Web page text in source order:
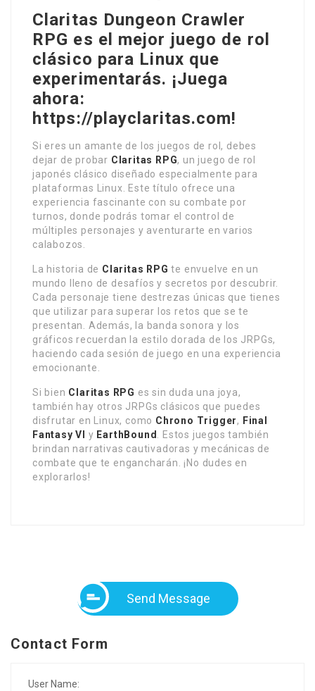
Claritas Dungeon Crawler
RPG es el mejor juego de rol
clásico para Linux que
experimentarás. ¡Juega
ahora:
https://playclaritas.com!
Si eres un amante de los juegos de rol, debes
dejar de probar Claritas RPG, un juego de rol
japonés clásico diseñado especialmente para
plataformas Linux. Este título ofrece una
experiencia fascinante con su combate por
turnos, donde podrás tomar el control de
múltiples personajes y aventurarte en varios
calabozos.
La historia de Claritas RPG te envuelve en un
mundo lleno de desafíos y secretos por descubrir.
Cada personaje tiene destrezas únicas que tienes
que utilizar para superar los retos que se te
presentan. Además, la banda sonora y los
gráficos recuerdan la estilo dorada de los JRPGs,
haciendo cada sesión de juego en una experiencia
emocionante.
Si bien Claritas RPG es sin duda una joya,
también hay otros JRPGs clásicos que puedes
disfrutar en Linux, como Chrono Trigger, Final
Fantasy VI
y EarthBound
. Estos juegos también
brindan narrativas cautivadoras y mecánicas de
combate que te engancharán. ¡No dudes en
explorarlos!
Send Message
Contact Form
User Name: